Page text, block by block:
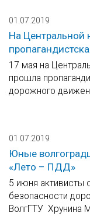
01.07.2019
На Центральной
17 мая на
прошла
дорожного
01.07.2019
Юные
«Лето – ПДД»
5 июня активисты
безопасности
ВолгГТУ Хрунина